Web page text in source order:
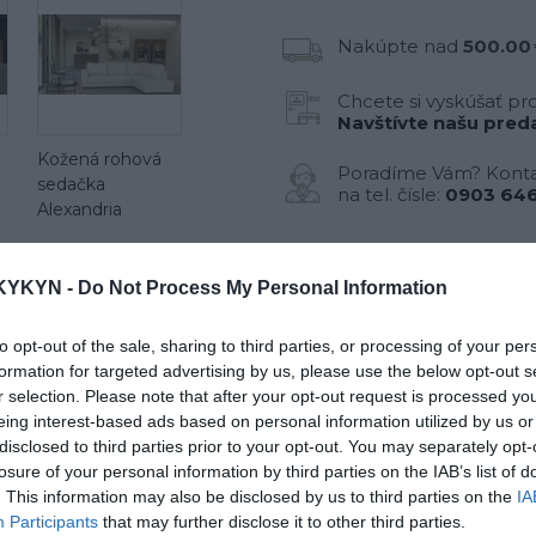
- Do Not Process My Personal Information
opt-out of the sale, sharing to third parties, or processing of your
for targeted advertising by us, please use the below opt-out
selection. Please note that after your opt-out request is processed
interest-based ads based on personal information utilized by us
to third parties prior to your opt-out. You may separately
of your personal information by third parties on the IAB’s list of
This information may also be disclosed by us to third parties on the
Participants that may further disclose it to other third parties.
Nakúpte nad 500.00
Chcete si vyskúšať
Navštívte našu
Poradíme Vám?
na tel. čísle: 0903
Kožená rohová
sedačka
Alexandria
Látková rohová
sedačka Be true